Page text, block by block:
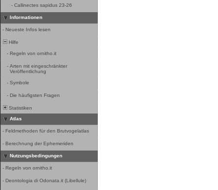
- Callinectes sapidus 23-26
Informationen
- Neueste Infos lesen
Hilfe
- Regeln von ornitho.it
- Arten mit eingeschränkter
Veröffentlichung
- Symbole
- Die häufigsten Fragen
Statistiken
Atlas
- Feldmethoden für den Brutvogelatlas
- Berechnung der Ephemeriden
Nutzungsbedingungen
- Regeln von ornitho.it
- Deontologia di Odonata.it (Libellule)